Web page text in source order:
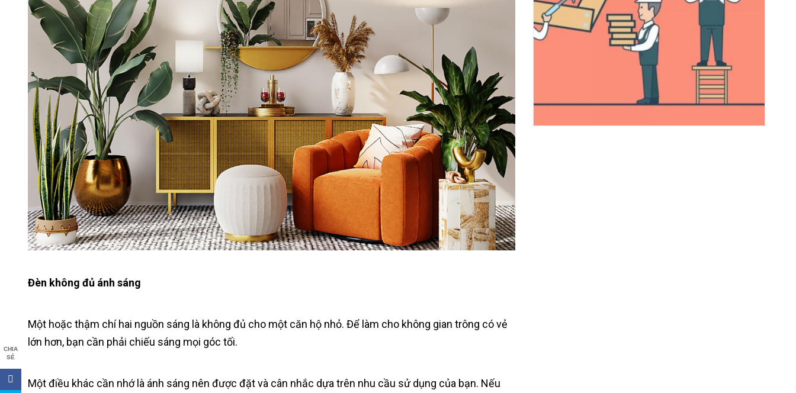
CHIA
SẺ
Đèn không đủ ánh sáng
Một hoặc thậm chí hai nguồn sáng là không đủ cho một căn hộ nhỏ. Để làm cho không gian trông có vẻ
lớn hơn, bạn cần phải chiếu sáng mọi góc tối.
Một điều khác cần nhớ là ánh sáng nên được đặt và cân nhắc dựa trên nhu cầu sử dụng của bạn. Nếu